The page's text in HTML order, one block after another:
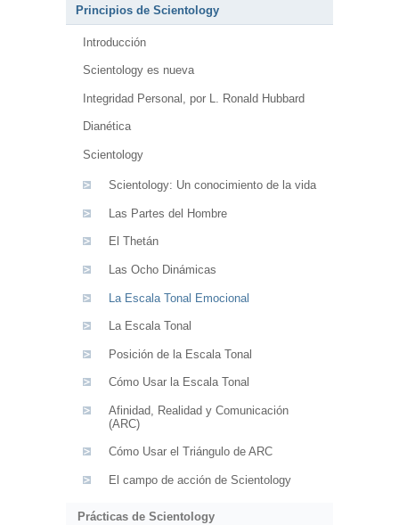
Principios de Scientology
Introducción
Scientology es nueva
Integridad Personal, por L. Ronald Hubbard
Dianética
Scientology
Scientology: Un conocimiento de la vida
Las Partes del Hombre
El Thetán
Las Ocho Dinámicas
La Escala Tonal Emocional
La Escala Tonal
Posición de la Escala Tonal
Cómo Usar la Escala Tonal
Afinidad, Realidad y Comunicación
(ARC)
Cómo Usar el Triángulo de ARC
El campo de acción de Scientology
Prácticas de Scientology